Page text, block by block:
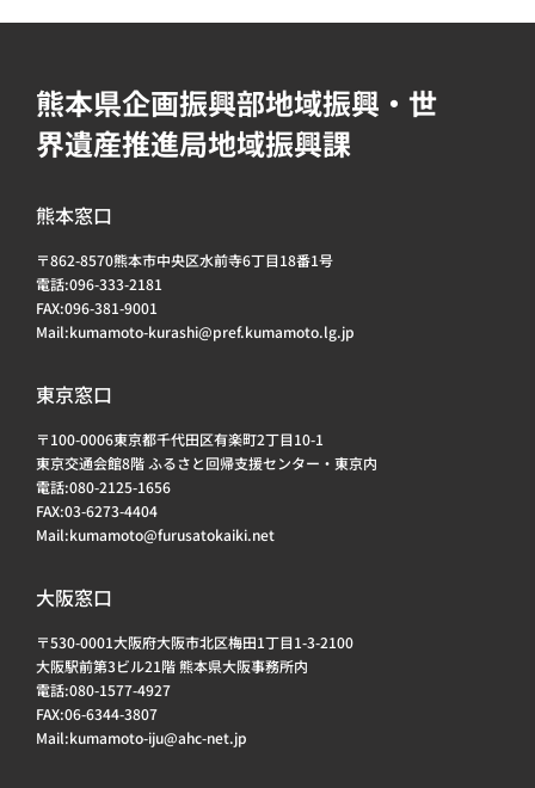
熊本県企画振興部地域振興・世
界遺産推進局地域振興課
熊本窓口
〒862-8570熊本市中央区水前寺6丁目18番1号
電話:096-333-2181
FAX:096-381-9001
Mail:kumamoto-kurashi@pref.kumamoto.lg.jp
東京窓口
〒100-0006東京都千代田区有楽町2丁目10-1
東京交通会館8階 ふるさと回帰支援センター・東京内
電話:080-2125-1656
FAX:03-6273-4404
Mail:kumamoto@furusatokaiki.net
大阪窓口
〒530-0001大阪府大阪市北区梅田1丁目1-3-2100
大阪駅前第3ビル21階 熊本県大阪事務所内
電話:080-1577-4927
FAX:06-6344-3807
Mail:kumamoto-iju@ahc-net.jp